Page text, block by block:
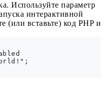
Используйте параметр
интерактивной
(или вставьте) код PHP и